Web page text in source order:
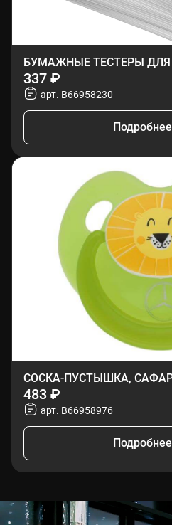
БУМАЖНЫЕ ТЕСТЕРЫ
337 ₽
арт. B66958230
Подробнее
СОСКА-ПУСТЫШКА,
483 ₽
арт. B66958976
Подробнее